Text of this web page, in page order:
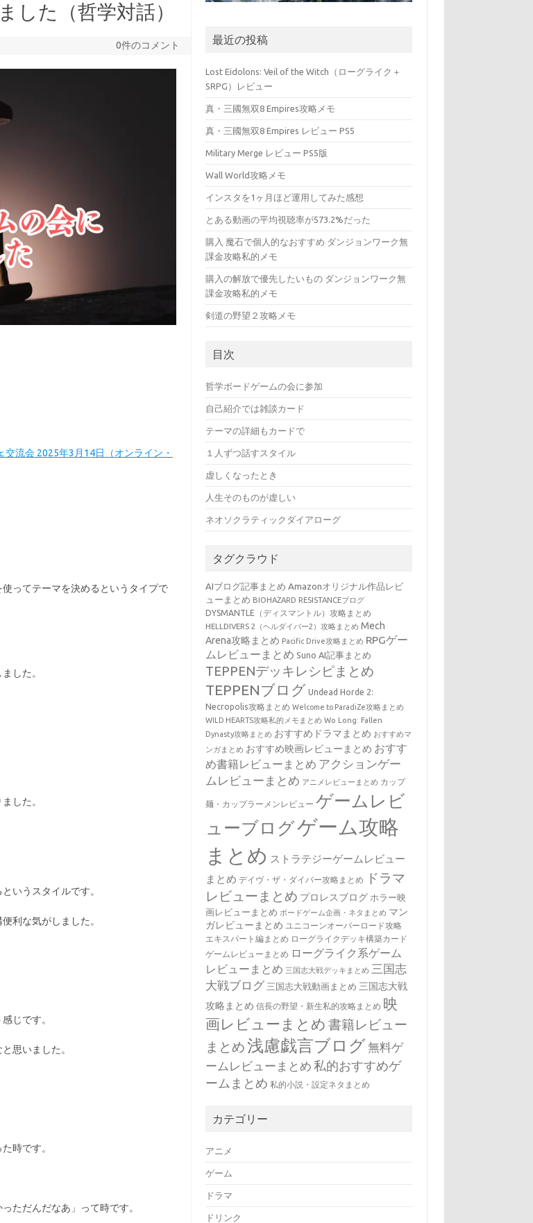
した（哲学対話）
0件のコメント
流会 2025年3月14日（オンライン・
ってテーマを決めるというタイプで
した。
した。
いうスタイルです。
利な気がしました。
じです。
思いました。
時です。
ただんだなあ」って時です。
最近の投稿
Lost Eidolons: Veil of the Witch（ローグライク＋
SRPG）レビュー
真・三國無双8 Empires攻略メモ
真・三國無双8 Empires レビュー PS5
Military Merge レビュー PS5版
Wall World攻略メモ
インスタを1ヶ月ほど運用してみた感想
とある動画の平均視聴率が573.2%だった
購入 魔石で個人的なおすすめ ダンジョンワーク無
課金攻略私的メモ
購入の解放で優先したいもの ダンジョンワーク無
課金攻略私的メモ
剣道の野望２攻略メモ
目次
哲学ボードゲームの会に参加
自己紹介では雑談カード
テーマの詳細もカードで
１人ずつ話すスタイル
虚しくなったとき
人生そのものが虚しい
ネオソクラティックダイアローグ
タグクラウド
AIブログ記事まとめ Amazonオリジナル作品レビ
ューまとめ BIOHAZARD RESISTANCEブログ
DYSMANTLE（ディスマントル）攻略まとめ
HELLDIVERS 2（ヘルダイバー2）攻略まとめ Mech
Arena攻略まとめ Pacific Drive攻略まとめ RPGゲー
ムレビューまとめ Suno AI記事まとめ
TEPPENデッキレシピまとめ
TEPPENブログ Undead Horde 2:
Necropolis攻略まとめ Welcome to ParadiZe攻略まとめ
WILD HEARTS攻略私的メモまとめ Wo Long: Fallen
Dynasty攻略まとめ おすすめドラマまとめ おすすめマ
ンガまとめ おすすめ映画レビューまとめ おすす
め書籍レビューまとめ アクションゲー
ムレビューまとめ アニメレビューまとめ カップ
麺・カップラーメンレビュー ゲームレビ
ューブログゲーム攻略
まとめ ストラテジーゲームレビュー
まとめ デイヴ・ザ・ダイバー攻略まとめ
ドラマ
レビューまとめ プロレスブログ ホラー映
画レビューまとめ ボードゲーム企画・ネタまとめ マン
ガレビューまとめ ユニコーンオーバーロード攻略
エキスパート編まとめ ローグライクデッキ構築カード
ゲームレビューまとめ ローグライク系ゲーム
レビューまとめ 三国志大戦デッキまとめ 三国志
大戦ブログ 三国志大戦動画まとめ 三国志大戦
攻略まとめ 信長の野望・新生私的攻略まとめ 映
画レビューまとめ 書籍レビュー
まとめ浅慮戯言ブログ無料ゲ
ームレビューまとめ 私的おすすめゲ
ームまとめ 私的小説・設定ネタまとめ
カテゴリー
アニメ
ゲーム
ドラマ
ドリンク